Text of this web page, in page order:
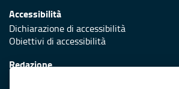
Accessibilità
Dichiarazione di accessibilità
Obiettivi di accessibilità
Redazione